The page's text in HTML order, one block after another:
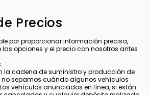
Precios
por proporcionar información precisa,
las opciones y el precio con nosotros antes
la cadena de suministro y producción de
no sepamos cuándo algunos vehículos
vehículos anunciados en línea, si están